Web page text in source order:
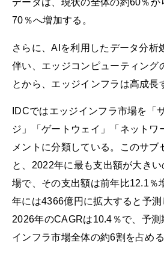
データは、現状の全体の約60％か
70％へ増加する。
さらに、AIを利用したデータ分析
伴い、エッジコンピューティング
とから、エッジインフラは高成長
IDCではエッジインフラ市場を「
ジ」「ゲートウェイ」「ネットワ
メントに分類している。このサブ
と、2022年に最も支出額が大き
場で、その支出額は前年比12.1％
年には4366億円に拡大すると予
2026年のCAGRは10.4％で、予
インフラ市場全体の約6割を占める